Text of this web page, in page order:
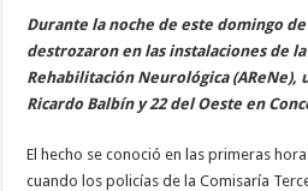
Durante la noche de este domingo
destrozaron en las instalaciones de
Rehabilitación Neurológica (AReNe),
Ricardo Balbín y 22 del Oeste en
El hecho se conoció en las primeras
cuando los policías de la Comisaría